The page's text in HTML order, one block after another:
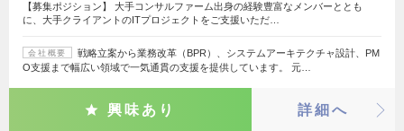
【募集ポジション】 大手コンサルファーム出身の経験豊富なメンバーととも
に、大手クライアントのITプロジェクトをご支援いただ…
会社概要
戦略立案から業務改革（BPR）、システムアーキテクチャ設計、PM
O支援まで幅広い領域で一気通貫の支援を提供しています。 元…
興味あり 詳細へ